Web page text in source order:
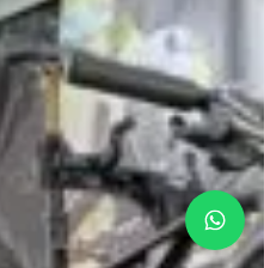
na
de
capacitados e ferramental
parceria vai oferecer serviços
preventiva e emergencial
q